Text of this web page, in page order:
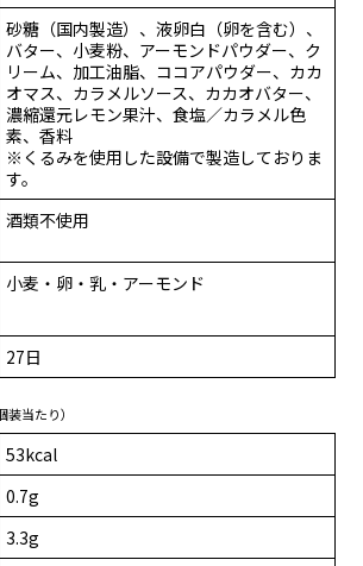
砂糖（国内製造）、液卵白（卵を含む）、
バター、小麦粉、アーモンドパウダー、ク
リーム、加工油脂、ココアパウダー、カカ
オマス、カラメルソース、カカオバター、
濃縮還元レモン果汁、食塩／カラメル色
素、香料
※くるみを使用した設備で製造しておりま
す。
酒類不使用
小麦・卵・乳・アーモンド
27日
装当たり）
53kcal
0.7g
3.3g